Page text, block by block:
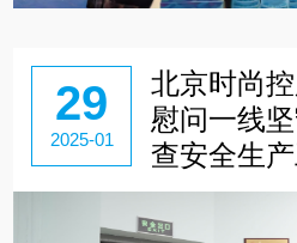
29
2025-01
北京时尚
慰问一线
查安全生